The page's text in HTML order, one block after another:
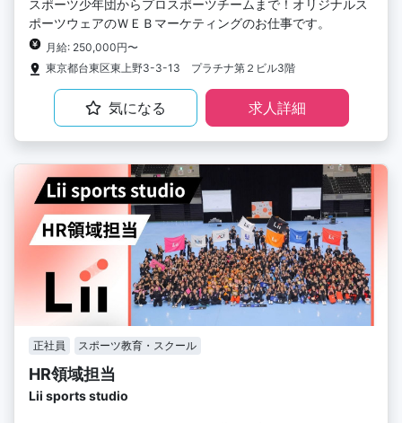
スポーツ少年団からプロスポーツチームまで！オリジナルス
ポーツウェアのＷＥＢマーケティングのお仕事です。
月給: 250,000円〜
東京都台東区東上野3-3-13 プラチナ第２ビル3階
気になる 求人詳細
正社員 スポーツ教育・スクール
HR領域担当
Lii sports studio